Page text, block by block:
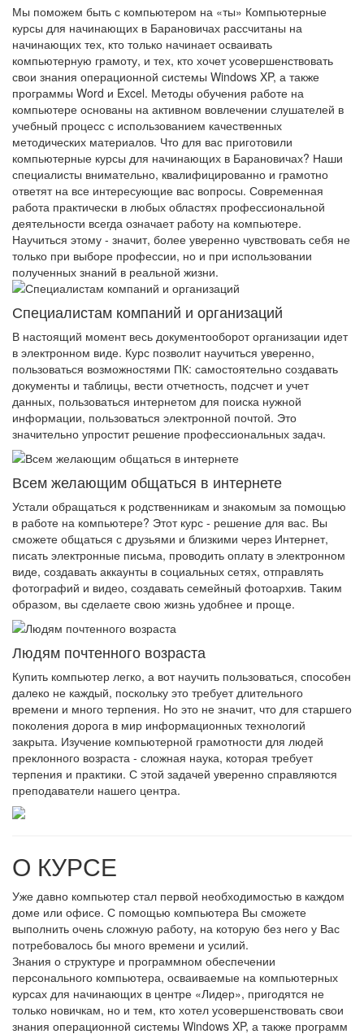
Мы поможем быть с компьютером на «ты» Компьютерные
курсы для начинающих в Барановичах рассчитаны на
начинающих тех, кто только начинает осваивать
компьютерную грамоту, и тех, кто хочет усовершенствовать
свои знания операционной системы Windows XP, а также
программы Word и Excel. Методы обучения работе на
компьютере основаны на активном вовлечении слушателей в
учебный процесс с использованием качественных
методических материалов. Что для вас приготовили
компьютерные курсы для начинающих в Барановичах? Наши
специалисты внимательно, квалифицированно и грамотно
ответят на все интересующие вас вопросы. Современная
работа практически в любых областях профессиональной
деятельности всегда означает работу на компьютере.
Научиться этому - значит, более уверенно чувствовать себя не
только при выборе профессии, но и при использовании
полученных знаний в реальной жизни.
Специалистам компаний и организаций
В настоящий момент весь документооборот организации идет
в электронном виде. Курс позволит научиться уверенно,
пользоваться возможностями ПК: самостоятельно создавать
документы и таблицы, вести отчетность, подсчет и учет
данных, пользоваться интернетом для поиска нужной
информации, пользоваться электронной почтой. Это
значительно упростит решение профессиональных задач.
Всем желающим общаться в интернете
Устали обращаться к родственникам и знакомым за помощью
в работе на компьютере? Этот курс - решение для вас. Вы
сможете общаться с друзьями и близкими через Интернет,
писать электронные письма, проводить оплату в электронном
виде, создавать аккаунты в социальных сетях, отправлять
фотографий и видео, создавать семейный фотоархив. Таким
образом, вы сделаете свою жизнь удобнее и проще.
Людям почтенного возраста
Купить компьютер легко, а вот научить пользоваться, способен
далеко не каждый, поскольку это требует длительного
времени и много терпения. Но это не значит, что для старшего
поколения дорога в мир информационных технологий
закрыта. Изучение компьютерной грамотности для людей
преклонного возраста - сложная наука, которая требует
терпения и практики. С этой задачей уверенно справляются
преподаватели нашего центра.
О КУРСЕ
Уже давно компьютер стал первой необходимостью в каждом
доме или офисе. С помощью компьютера Вы сможете
выполнить очень сложную работу, на которую без него у Вас
потребовалось бы много времени и усилий.
Знания о структуре и программном обеспечении
персонального компьютера, осваиваемые на компьютерных
курсах для начинающих в центре «Лидер», пригодятся не
только новичкам, но и тем, кто хотел усовершенствовать свои
знания операционной системы Windows XP, а также программ